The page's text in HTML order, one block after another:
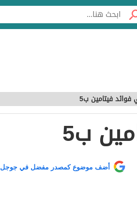
فيتامين ب5
ب5
أضف موضوع كمصدر مفضل في جوجل